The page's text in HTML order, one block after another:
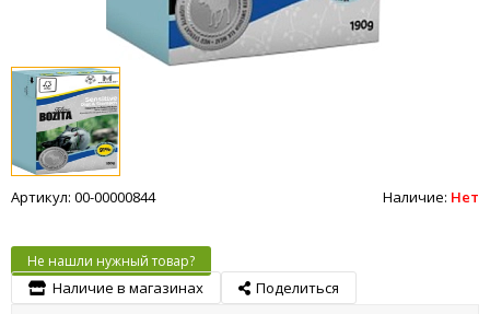
Артикул: 00-00000844 Наличие: Нет
Не нашли нужный товар?
Наличие в магазинах Поделиться